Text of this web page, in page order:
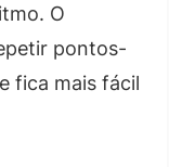
O
pontos-
fica mais fácil